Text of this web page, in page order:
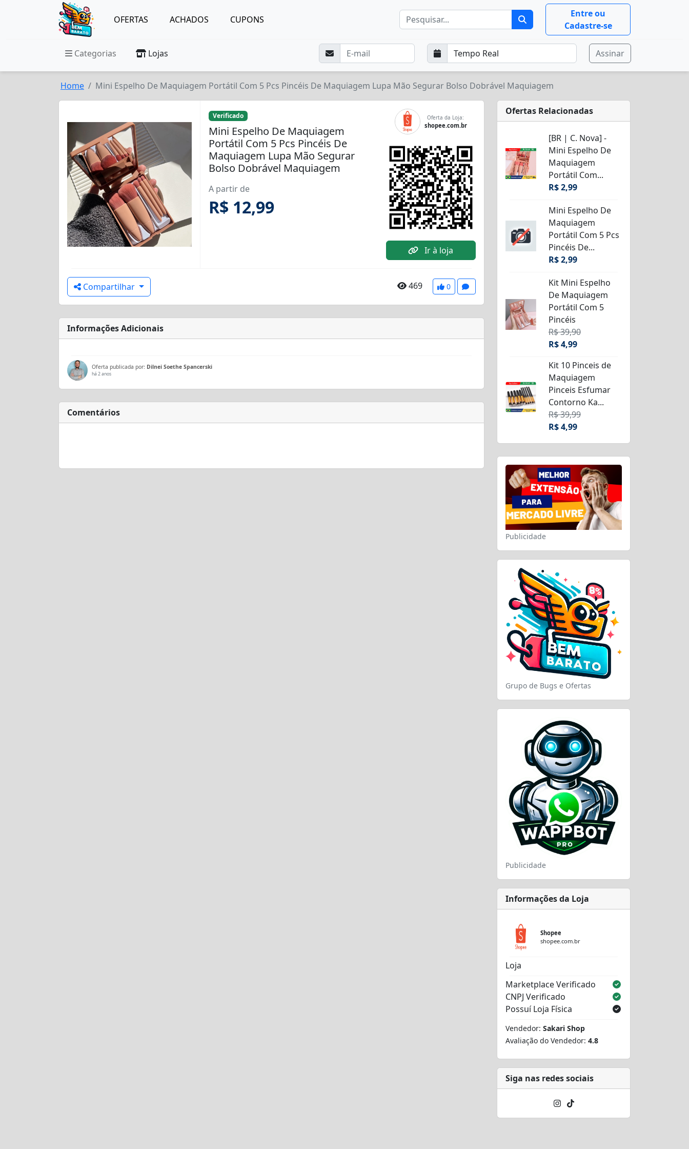
OFERTAS ACHADOS CUPONS
Entre ou
Cadastre-se
Categorias Lojas Assinar
Home Mini Espelho De Maquiagem Portátil Com 5 Pcs Pincéis De Maquiagem Lupa Mão Segurar Bolso Dobrável Maquiagem
Verificado
Mini Espelho De Maquiagem
Portátil Com 5 Pcs Pincéis De
Maquiagem Lupa Mão Segurar
Bolso Dobrável Maquiagem
A partir de
R$ 12,99
Oferta da Loja:
shopee.com.br
Ir à loja
Compartilhar 469 0
Informações Adicionais
Oferta publicada por: Dilnei Soethe Spancerski
há 2 anos
Comentários
Ofertas Relacionadas
[BR | C. Nova] -
Mini Espelho De
Maquiagem
Portátil Com...
R$ 2,99
Mini Espelho De
Maquiagem
Portátil Com 5 Pcs
Pincéis De...
R$ 2,99
Kit Mini Espelho
De Maquiagem
Portátil Com 5
Pincéis
R$ 39,90
R$ 4,99
Kit 10 Pinceis de
Maquiagem
Pinceis Esfumar
Contorno Ka...
R$ 39,99
R$ 4,99
Publicidade
Grupo de Bugs e Ofertas
Publicidade
Informações da Loja
Shopee
shopee.com.br
Loja
Marketplace Verificado
CNPJ Verificado
Possuí Loja Física
Vendedor: Sakari Shop
Avaliação do Vendedor: 4.8
Siga nas redes sociais